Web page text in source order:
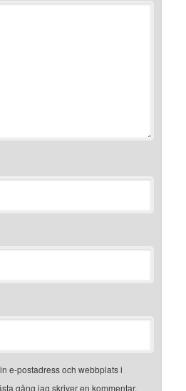
e-postadress och webbplats i
gång jag skriver en kommentar.